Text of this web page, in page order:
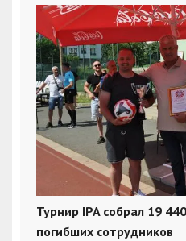
Турнир IPA собрал 19
погибших сотрудников